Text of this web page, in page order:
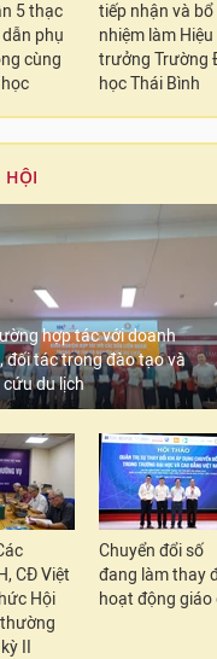
5 thạc
phụ
cùng
tiếp nhận và bổ
nhiệm làm Hiệu
trưởng Trường
học Thái Bình
HỘI
hợp tác với doanh
đối tác trong đào tạo và
cứu du lịch
CĐ Việt
Hội
II
Chuyển đổi số
đang làm thay
hoạt động giáo